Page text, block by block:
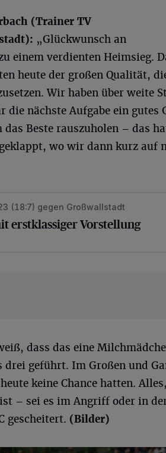
(Trainer TV
„Glückwunsch an
einem verdienten Heimsieg.
heute der großen Qualität,
Wir haben über weite
die nächste Aufgabe ein gutes
das Beste rauszuholen – das
wo wir dann kurz auf
Vorstellung
(18:7) gegen Großwallstadt
erstklassiger Vorstellung
dass das eine
geführt. Im Großen und
keine Chance hatten.
– sei es im Angriff oder in
gescheitert. (Bilder)